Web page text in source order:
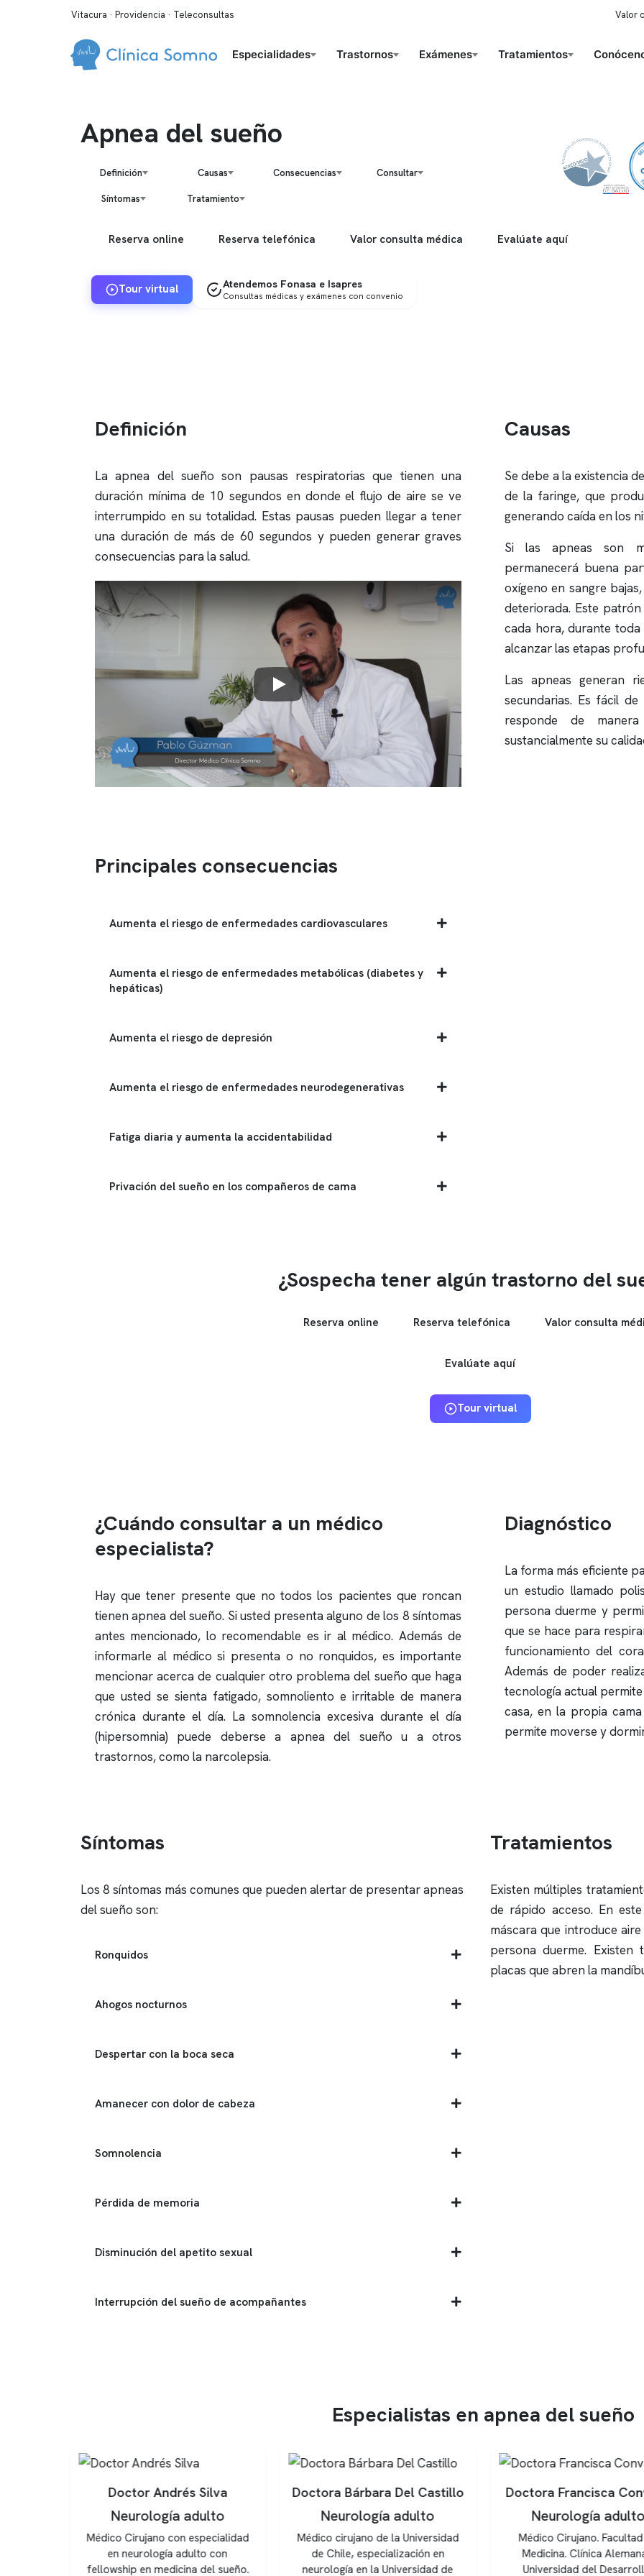
Vitacura · Providencia · Teleconsultas Valor
Especialidades Trastornos Exámenes Tratamientos
Apnea del sueño
Definición Causas Consecuencias Consultar
Síntomas Tratamiento
Reserva online Reserva telefónica Valor consulta médica Evalúate aquí
Tour virtual Atendemos Fonasa e Isapres
Consultas médicas y exámenes con convenio
Definición
La apnea del sueño son pausas respiratorias que tienen una
duración mínima de 10 segundos en donde el flujo de aire se ve
interrumpido en su totalidad. Estas pausas pueden llegar a tener
una duración de más de 60 segundos y pueden generar graves
consecuencias para la salud.
Causas
Se debe a la existencia
de la faringe, que
generando caída en los
Si las apneas son
permanecerá buena
oxígeno en sangre
deteriorada. Este
cada hora, durante
alcanzar las etapas
Las apneas generan
secundarias. Es fácil
responde de
sustancialmente su
Principales consecuencias
Aumenta el riesgo de enfermedades cardiovasculares
Aumenta el riesgo de enfermedades metabólicas (diabetes y
hepáticas)
Aumenta el riesgo de depresión
Aumenta el riesgo de enfermedades neurodegenerativas
Fatiga diaria y aumenta la accidentabilidad
Privación del sueño en los compañeros de cama
¿Sospecha tener algún trastorno del
Reserva online Reserva telefónica Valor consulta
Evalúate aquí
Tour virtual
¿Cuándo consultar a un médico
especialista?
Hay que tener presente que no todos los pacientes que roncan
tienen apnea del sueño. Si usted presenta alguno de los 8 síntomas
antes mencionado, lo recomendable es ir al médico. Además de
informarle al médico si presenta o no ronquidos, es importante
mencionar acerca de cualquier otro problema del sueño que haga
que usted se sienta fatigado, somnoliento e irritable de manera
crónica durante el día. La somnolencia excesiva durante el día
(hipersomnia) puede deberse a apnea del sueño u a otros
trastornos, como la narcolepsia.
Diagnóstico
La forma más eficiente
un estudio llamado
persona duerme y
que se hace para
funcionamiento del
Además de poder
tecnología actual
casa, en la propia
permite moverse y
Síntomas
Los 8 síntomas más comunes que pueden alertar de presentar apneas
del sueño son:
Ronquidos
Ahogos nocturnos
Despertar con la boca seca
Amanecer con dolor de cabeza
Somnolencia
Pérdida de memoria
Disminución del apetito sexual
Interrupción del sueño de acompañantes
Tratamientos
Existen múltiples
de rápido acceso. En
máscara que introduce
persona duerme.
placas que abren la
Especialistas en apnea del sueño
Doctor Andrés Silva
Neurología adulto
Médico Cirujano con especialidad
en neurología adulto con
fellowship en medicina del sueño.
Doctora Bárbara Del Castillo
Neurología adulto
Médico cirujano de la Universidad
de Chile, especialización en
neurología en la Universidad de
Doctora Francisca
Neurología
Médico Cirujano.
Medicina. Clínica
Universidad del